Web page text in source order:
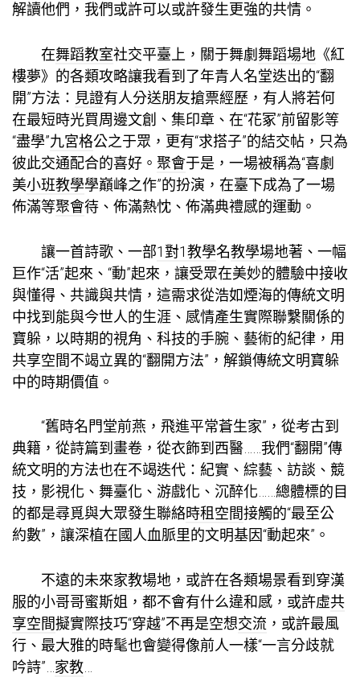
解讀他們，我們或許可以或許發生更強的共情。
在舞蹈教室社交平臺上，關于舞劇舞蹈場地 《紅
樓夢》的各類攻略讓我看到了年青人名堂迭出的“翻
開”方法： 見證有人分送朋友搶票經歷，有人將若何
在最短時光買周邊文創、集印章、在“花冢”前留影等
“盡學”九宮格公之于眾，更有“求搭子”的結交帖，只為
彼此交通配合的喜好。 聚會于是，一場被稱為“喜劇
美小班教學學巔峰之作”的扮演，在臺下成為了一場
佈滿等聚會待、佈滿熱忱、佈滿典禮感的運動。
讓一首詩歌、一部1對1教學名教學場地著、一幅
巨作“活”起來、“動”起來，讓受眾在美妙的體驗中接收
與懂得、共識與共情，這需求從浩如煙海的傳統文明
中找到能與今世人的生涯、感情產生實際聯繫關係的
寶躲，以時期的視角、科技的手腕、藝術的紀律，用
共享空間不竭立異的“翻開方法”，解鎖傳統文明寶躲
中的時期價值。
“舊時名門堂前燕，飛進平常蒼生家”，從考古到
典籍，從詩篇到畫卷，從衣飾到西醫……我們“翻開”傳
統文明的方法也在不竭迭代：紀實、綜藝、訪談、競
技，影視化、舞臺化、游戲化、沉醉化……總體標的目
的都是尋覓與大眾發生聯絡時租空間接觸的“最至公
約數”，讓深植在國人血脈里的文明基因“動起來”。
不遠的未來家教場地 ，或許在各類場景看到穿漢
服的小哥哥蜜斯姐，都不會有什么違和感，或許虛共
享空間擬實際技巧“穿越”不再是空想交流 ，或許最風
行、最大雅的時髦也會變得像前人一樣“一言分歧就
吟詩”… 家教